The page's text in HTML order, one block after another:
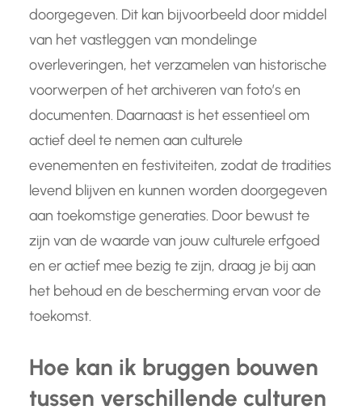
doorgegeven. Dit kan bijvoorbeeld door middel
van het vastleggen van mondelinge
overleveringen, het verzamelen van historische
voorwerpen of het archiveren van foto’s en
documenten. Daarnaast is het essentieel om
actief deel te nemen aan culturele
evenementen en festiviteiten, zodat de tradities
levend blijven en kunnen worden doorgegeven
aan toekomstige generaties. Door bewust te
zijn van de waarde van jouw culturele erfgoed
en er actief mee bezig te zijn, draag je bij aan
het behoud en de bescherming ervan voor de
toekomst.
Hoe kan ik bruggen bouwen
tussen verschillende culturen